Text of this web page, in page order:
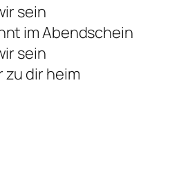
sein
im Abendschein
sein
zu dir heim